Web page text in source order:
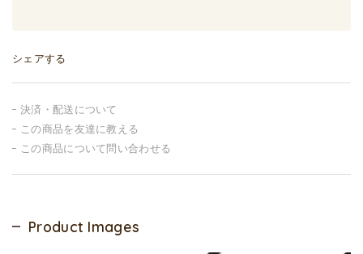
シェアする
決済・配送について
この商品を友達に教える
この商品について問い合わせる
Product Images